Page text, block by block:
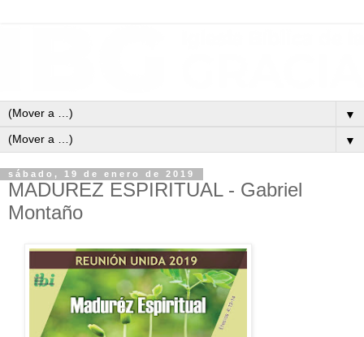
▼
▼
sábado, 19 de enero de 2019
MADUREZ ESPIRITUAL - Gabriel
Montaño